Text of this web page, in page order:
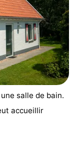
salle de bain.
accueillir